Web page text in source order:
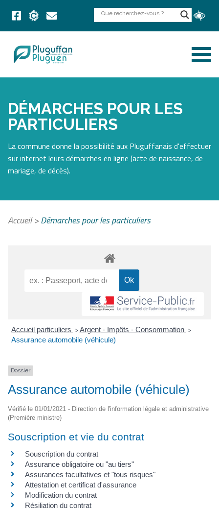
DÉMARCHES POUR LES
PARTICULIERS
La commune donne la possibilité aux Pluguffanais d'effectuer
sur internet leurs démarches en ligne (acte de naissance, de
mariage, de décès).
Accueil>Démarches pour les particuliers
Accueil particuliers > Argent - Impôts - Consommation >
Assurance automobile (véhicule)
Dossier
Assurance automobile (véhicule)
Vérifié le 01/01/2021 - Direction de l'information légale et administrative
(Première ministre)
Souscription et vie du contrat
Souscription du contrat
Assurance obligatoire ou "au tiers"
Assurances facultatives et "tous risques"
Attestation et certificat d'assurance
Modification du contrat
Résiliation du contrat